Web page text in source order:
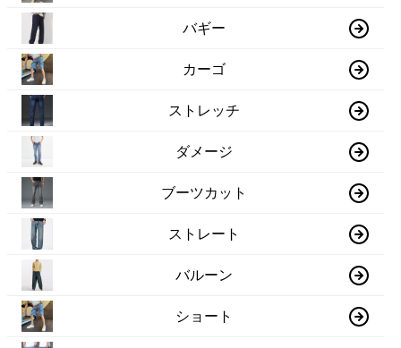
バギー
カーゴ
ストレッチ
ダメージ
ブーツカット
ストレート
バルーン
ショート